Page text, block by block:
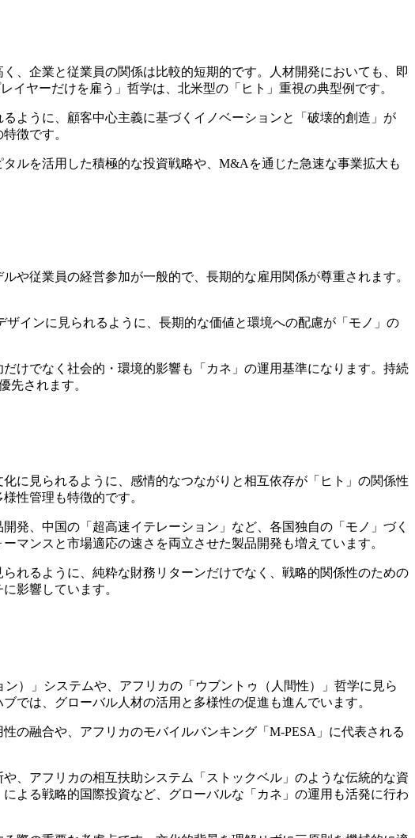
、企業と従業員の関係は比較的短期的です。人材開発においても、即
ヤーだけを雇う」哲学は、北米型の「ヒト」重視の典型例です。
ように、顧客中心主義に基づくイノベーションと「破壊的創造」が
徴です。
ルを活用した積極的な投資戦略や、M&Aを通じた急速な事業拡大も
や従業員の経営参加が一般的で、長期的な雇用関係が尊重されます。
インに見られるように、長期的な価値と環境への配慮が「モノ」の
けでなく社会的・環境的影響も「カネ」の運用基準になります。持続
先されます。
に見られるように、感情的なつながりと相互依存が「ヒト」の関係性
性管理も特徴的です。
発、中国の「超高速イテレーション」など、各国独自の「モノ」づく
マンスと市場適応の速さを両立させた製品開発も増えています。
れるように、純粋な財務リターンだけでなく、戦略的関係性のための
影響しています。
）」システムや、アフリカの「ウブントゥ（人間性）」哲学に見ら
では、グローバル人材の活用と多様性の促進も進んでいます。
の融合や、アフリカのモバイルバンキング「M-PESA」に代表される
、アフリカの相互扶助システム「ストックベル」のような伝統的な資
よる戦略的国際投資など、グローバルな「カネ」の運用も活発に行わ